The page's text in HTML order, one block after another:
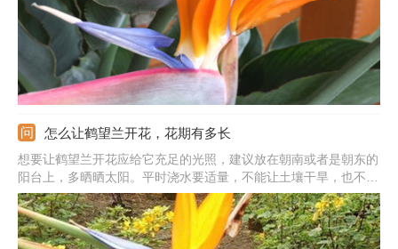
怎么让鹤望兰开花，花期有多长
想要让鹤望兰开花应给它充足的光照，建议放在朝南或者是朝东的
阳台上，多晒晒太阳。平时浇水要适量，不能让土壤干旱，也不能
有积水，微湿就行。还要勤喷水保湿，不能让空气环境太干燥。另
外，还要勤施薄肥，给予充足的养分。最好施加稀释的液肥，植株
可更好更快的吸收掉，促进生长，利于开花。